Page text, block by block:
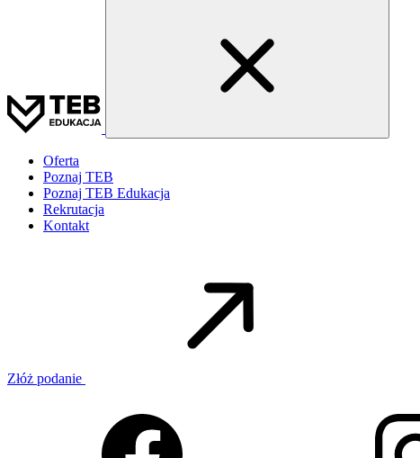
Oferta
Poznaj TEB
Poznaj TEB Edukacja
Rekrutacja
Kontakt
Złóż podanie